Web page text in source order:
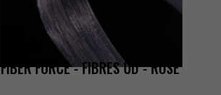
FIBERFORCE-FIBRESUD-ROSE